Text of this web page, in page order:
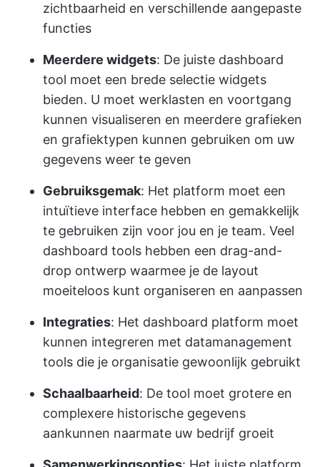
zichtbaarheid en verschillende aangepaste
functies
Meerdere widgets: De juiste dashboard
tool moet een brede selectie widgets
bieden. U moet werklasten en voortgang
kunnen visualiseren en meerdere grafieken
en grafiektypen kunnen gebruiken om uw
gegevens weer te geven
Gebruiksgemak: Het platform moet een
intuïtieve interface hebben en gemakkelijk
te gebruiken zijn voor jou en je team. Veel
dashboard tools hebben een drag-and-
drop ontwerp waarmee je de layout
moeiteloos kunt organiseren en aanpassen
Integraties: Het dashboard platform moet
kunnen integreren met datamanagement
tools die je organisatie gewoonlijk gebruikt
Schaalbaarheid: De tool moet grotere en
complexere historische gegevens
aankunnen naarmate uw bedrijf groeit